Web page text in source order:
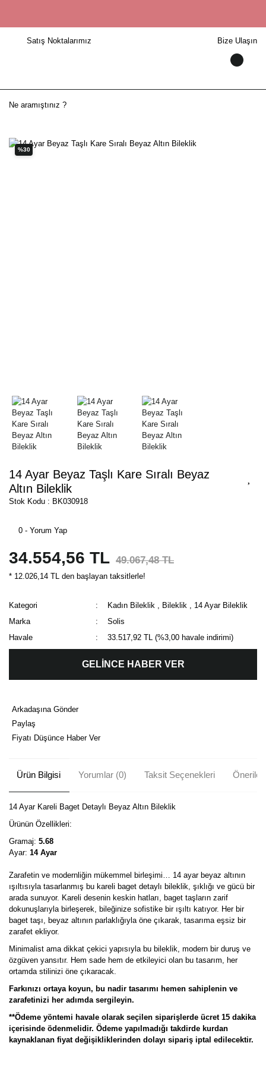
Satış Noktalarımız Bize Ulaşın
%30
14 Ayar Beyaz Taşlı Kare Sıralı Beyaz
Altın Bileklik
Stok Kodu : BK030918
0 - Yorum Yap
34.554,56 TL 49.067,48 TL
* 12.026,14 TL den başlayan taksitlerle!
Kategori Kadın Bileklik Bileklik
14 Ayar Bileklik
Marka
Solis
Havale
33.517,92 TL (%3,00 havale indirimi)
GELİNCE HABER VER
Arkadaşına Gönder
Paylaş
Fiyatı Düşünce Haber Ver
Ürün Bilgisi Yorumlar (0) Taksit Seçenekleri
14 Ayar Kareli Baget Detaylı Beyaz Altın Bileklik
Ürünün Özellikleri:
Gramaj: 5.68
Ayar: 14 Ayar
Zarafetin ve modernliğin mükemmel birleşimi… 14 ayar beyaz altının
ışıltısıyla tasarlanmış bu kareli baget detaylı bileklik, şıklığı ve gücü bir
arada sunuyor. Kareli desenin keskin hatları, baget taşların zarif
dokunuşlarıyla birleşerek, bileğinize sofistike bir ışıltı katıyor. Her bir
baget taşı, beyaz altının parlaklığıyla öne çıkarak, tasarıma eşsiz bir
zarafet ekliyor.
Minimalist ama dikkat çekici yapısıyla bu bileklik, modern bir duruş ve
özgüven yansıtır. Hem sade hem de etkileyici olan bu tasarım, her
ortamda stilinizi öne çıkaracak.
Farkınızı ortaya koyun, bu nadir tasarımı hemen sahiplenin ve
zarafetinizi her adımda sergileyin.
**Ödeme yöntemi havale olarak seçilen siparişlerde ücret 15 dakika
içerisinde ödenmelidir. Ödeme yapılmadığı takdirde kurdan
kaynaklanan fiyat değişikliklerinden dolayı sipariş iptal edilecektir.